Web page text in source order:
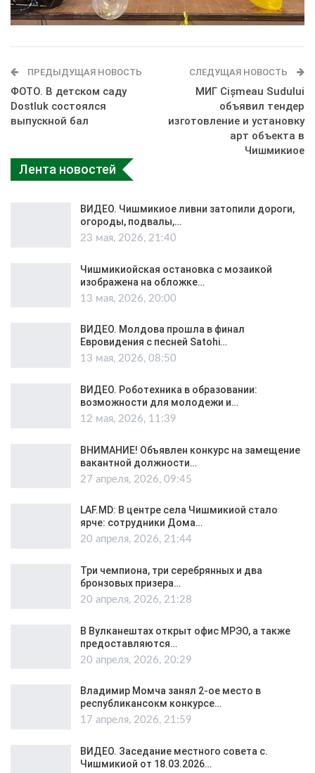
ПРЕДЫДУЩАЯ НОВОСТЬ
ФОТО. В детском саду
Dostluk состоялся
выпускной бал
СЛЕДУЩАЯ НОВОСТЬ
МИГ Cișmeau Sudului
объявил тендер
изготовление и установку
арт объекта в
Чишмикиое
Лента новостей
ВИДЕО. Чишмикиое ливни затопили дороги,
огороды, подвалы,…
23 мая, 2026, 21:40
Чишмикиойская остановка с мозаикой
изображена на обложке…
13 мая, 2026, 20:00
ВИДЕО. Молдова прошла в финал
Евровидения с песней Satohi…
13 мая, 2026, 08:50
ВИДЕО. Роботехника в образовании:
возможности для молодежи и…
12 мая, 2026, 11:39
ВНИМАНИЕ! Объявлен конкурс на замещение
вакантной должности…
27 апреля, 2026, 09:45
LAF.MD: В центре села Чишмикиой стало
ярче: сотрудники Дома…
20 апреля, 2026, 21:44
Три чемпиона, три серебрянных и два
бронзовых призера…
20 апреля, 2026, 21:28
В Вулканештах открыт офис МРЭО, а также
предоставляются…
20 апреля, 2026, 20:29
Владимир Момча занял 2-ое место в
республикансокм конкурсе…
17 апреля, 2026, 21:59
ВИДЕО. Заседание местного совета с.
Чишмикиой от 18.03.2026…